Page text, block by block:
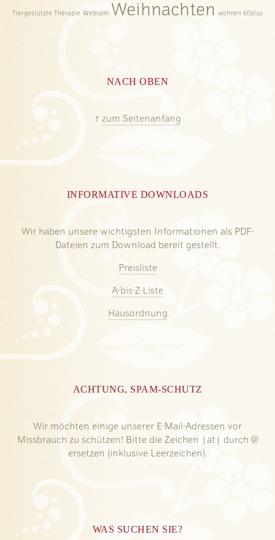
Tiergestützte Therapie Webcam Weihnachten wohnen 60plus
NACH OBEN
↑ zum Seitenanfang
INFORMATIVE DOWNLOADS
Wir haben unsere wichtigsten Informationen als PDF-
Dateien zum Download bereit gestellt.
Preisliste
A-bis-Z-Liste
Hausordnung
ACHTUNG, SPAM-SCHUTZ
Wir möchten einige unserer E-Mail-Adressen vor
Missbrauch zu schützen! Bitte die Zeichen |at| durch @
ersetzen (inklusive Leerzeichen).
WAS SUCHEN SIE?